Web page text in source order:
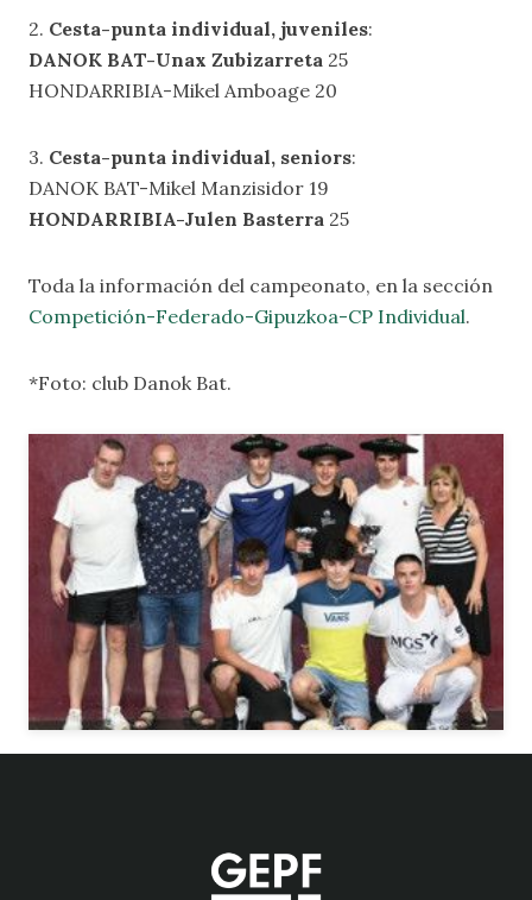
2. Cesta-punta individual, juveniles:
DANOK BAT-Unax Zubizarreta 25
HONDARRIBIA-Mikel Amboage 20
3. Cesta-punta individual, seniors:
DANOK BAT-Mikel Manzisidor 19
HONDARRIBIA-Julen Basterra 25
Toda la información del campeonato, en la sección
Competición-Federado-Gipuzkoa-CP Individual.
*Foto: club Danok Bat.